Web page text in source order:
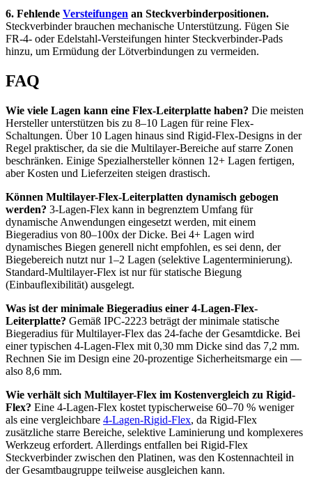
6. Fehlende Versteifungen an Steckverbinderpositionen.
Steckverbinder brauchen mechanische Unterstützung. Fügen Sie
FR-4- oder Edelstahl-Versteifungen hinter Steckverbinder-Pads
hinzu, um Ermüdung der Lötverbindungen zu vermeiden.
FAQ
Wie viele Lagen kann eine Flex-Leiterplatte haben? Die meisten
Hersteller unterstützen bis zu 8–10 Lagen für reine Flex-
Schaltungen. Über 10 Lagen hinaus sind Rigid-Flex-Designs in der
Regel praktischer, da sie die Multilayer-Bereiche auf starre Zonen
beschränken. Einige Spezialhersteller können 12+ Lagen fertigen,
aber Kosten und Lieferzeiten steigen drastisch.
Können Multilayer-Flex-Leiterplatten dynamisch gebogen
werden? 3-Lagen-Flex kann in begrenztem Umfang für
dynamische Anwendungen eingesetzt werden, mit einem
Biegeradius von 80–100x der Dicke. Bei 4+ Lagen wird
dynamisches Biegen generell nicht empfohlen, es sei denn, der
Biegebereich nutzt nur 1–2 Lagen (selektive Lagenterminierung).
Standard-Multilayer-Flex ist nur für statische Biegung
(Einbauflexibilität) ausgelegt.
Was ist der minimale Biegeradius einer 4-Lagen-Flex-
Leiterplatte? Gemäß IPC-2223 beträgt der minimale statische
Biegeradius für Multilayer-Flex das 24-fache der Gesamtdicke. Bei
einer typischen 4-Lagen-Flex mit 0,30 mm Dicke sind das 7,2 mm.
Rechnen Sie im Design eine 20-prozentige Sicherheitsmarge ein —
also 8,6 mm.
Wie verhält sich Multilayer-Flex im Kostenvergleich zu Rigid-
Flex? Eine 4-Lagen-Flex kostet typischerweise 60–70 % weniger
als eine vergleichbare 4-Lagen-Rigid-Flex, da Rigid-Flex
zusätzliche starre Bereiche, selektive Laminierung und komplexeres
Werkzeug erfordert. Allerdings entfallen bei Rigid-Flex
Steckverbinder zwischen den Platinen, was den Kostennachteil in
der Gesamtbaugruppe teilweise ausgleichen kann.